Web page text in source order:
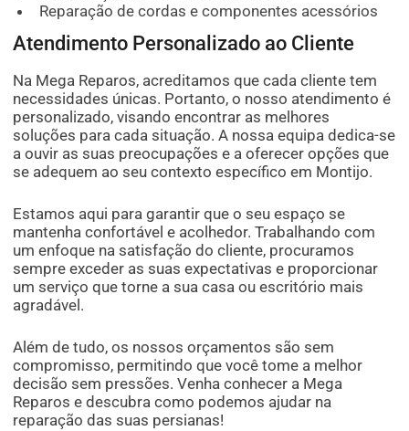
Reparação de cordas e componentes acessórios
Atendimento Personalizado ao Cliente
Na Mega Reparos, acreditamos que cada cliente tem
necessidades únicas. Portanto, o nosso atendimento é
personalizado, visando encontrar as melhores
soluções para cada situação. A nossa equipa dedica-se
a ouvir as suas preocupações e a oferecer opções que
se adequem ao seu contexto específico em Montijo.
Estamos aqui para garantir que o seu espaço se
mantenha confortável e acolhedor. Trabalhando com
um enfoque na satisfação do cliente, procuramos
sempre exceder as suas expectativas e proporcionar
um serviço que torne a sua casa ou escritório mais
agradável.
Além de tudo, os nossos orçamentos são sem
compromisso, permitindo que você tome a melhor
decisão sem pressões. Venha conhecer a Mega
Reparos e descubra como podemos ajudar na
reparação das suas persianas!